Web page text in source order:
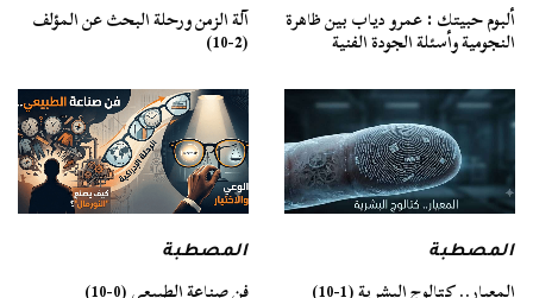
ألبوم حبيتك : عمرو دياب بين ظاهرة
النجومية وأسئلة الجودة الفنية
آلة الزمن ورحلة البحث عن المؤلف
(2-10)
المصطبة المصطبة
فن صناعة الطبيعي (0-10)